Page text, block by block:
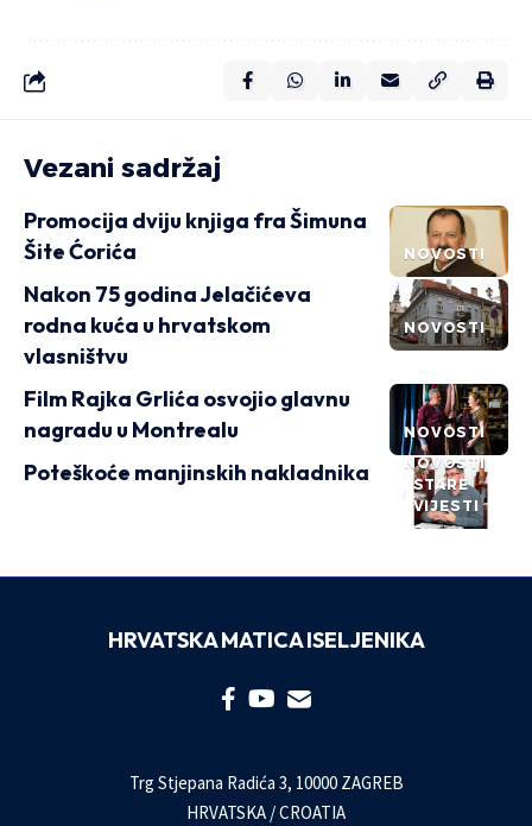
Vezani sadržaj
NOVOSTI
Promocija dviju knjiga fra Šimuna
Šite Ćorića
NOVOSTI
Nakon 75 godina Jelačićeva
rodna kuća u hrvatskom
vlasništvu
NOVOSTI
Film Rajka Grlića osvojio glavnu
nagradu u Montrealu
NOVOSTI
STARE
VIJESTI
Poteškoće manjinskih nakladnika
HRVATSKA MATICA ISELJENIKA
Trg Stjepana Radića 3, 10000 ZAGREB
HRVATSKA / CROATIA